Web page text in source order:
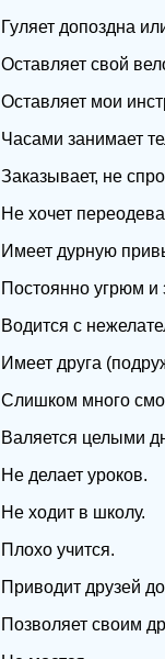
Гуляет допоздна
Оставляет свой
Оставляет мои
Часами занимает
Заказывает, не
Не хочет
Имеет дурную
Постоянно угрюм и
Водится с
Имеет друга
Слишком много
Валяется целыми
Не делает уроков.
Не ходит в школу.
Плохо учится.
Приводит друзей
Позволяет своим